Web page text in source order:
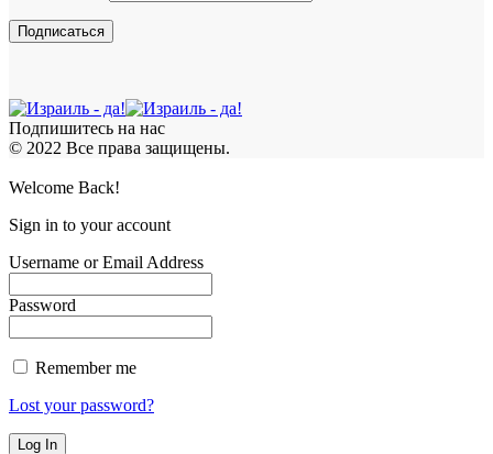
Подпишитесь на нас
© 2022 Все права защищены.
Welcome Back!
Sign in to your account
Username or Email Address
Password
Remember me
Lost your password?